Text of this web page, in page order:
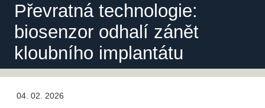
Převratná technologie:
biosenzor odhalí zánět
kloubního implantátu
04. 02. 2026